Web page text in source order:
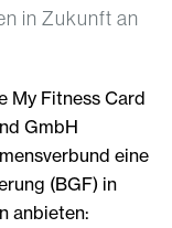
in Zukunft an
My Fitness Card
GmbH
eine
(BGF) in
anbieten: